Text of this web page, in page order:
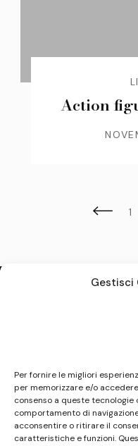
Gestisci
Per fornire le migliori
per memorizzare e/o
consenso a queste
comportamento di
acconsentire o ritirare il
caratteristiche e funzioni.
Action
articoli
1
non ha carattere
secondo la
Pertanto non può
un prodotto editoriale